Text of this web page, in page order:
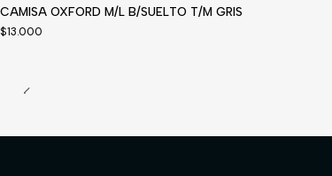
CAMISA OXFORD M/L B/SUELTO T/M GRIS
$13.000